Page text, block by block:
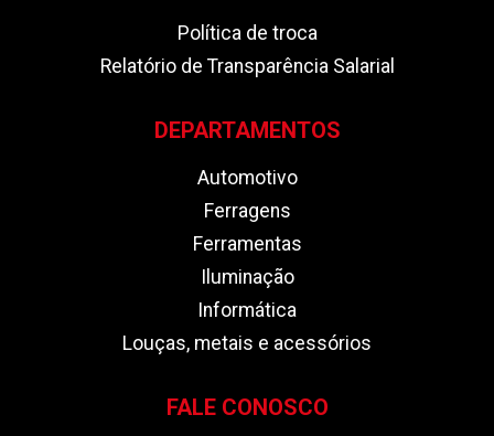
Política de troca
Relatório de Transparência Salarial
DEPARTAMENTOS
Automotivo
Ferragens
Ferramentas
Iluminação
Informática
Louças, metais e acessórios
FALE CONOSCO